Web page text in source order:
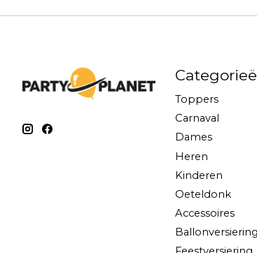
Toppers
Carnaval
Dames
Heren
Kinderen
Oeteldonk
Accessoires
Ballonversiering